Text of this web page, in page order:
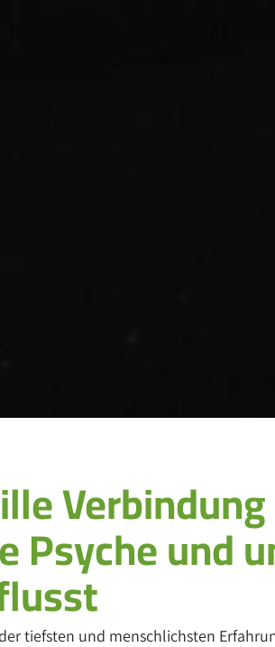
Psyche und
tiefsten und menschlichsten